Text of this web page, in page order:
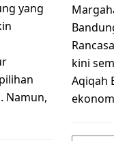
yang
Namun,
kini
Aqiqah